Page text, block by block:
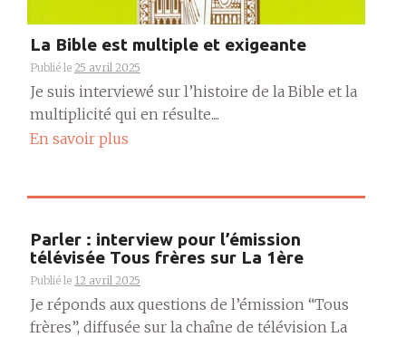
La Bible est multiple et exigeante
Publié le 25 avril 2025
Je suis interviewé sur l’histoire de la Bible et la
multiplicité qui en résulte....
En savoir plus
Parler : interview pour l’émission
télévisée Tous frères sur La 1ère
Publié le 12 avril 2025
Je réponds aux questions de l’émission “Tous
frères”, diffusée sur la chaîne de télévision La